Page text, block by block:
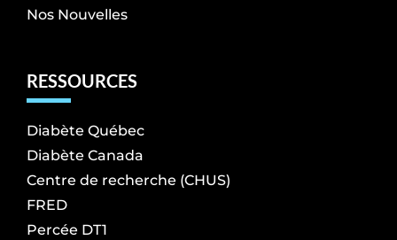
Nos Nouvelles
RESSOURCES
Diabète Québec
Diabète Canada
Centre de recherche (CHUS)
FRED
Percée DT1